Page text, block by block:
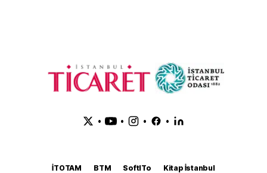
• • • •
İTOTAM BTM SoftITo
Kitap İstanbul